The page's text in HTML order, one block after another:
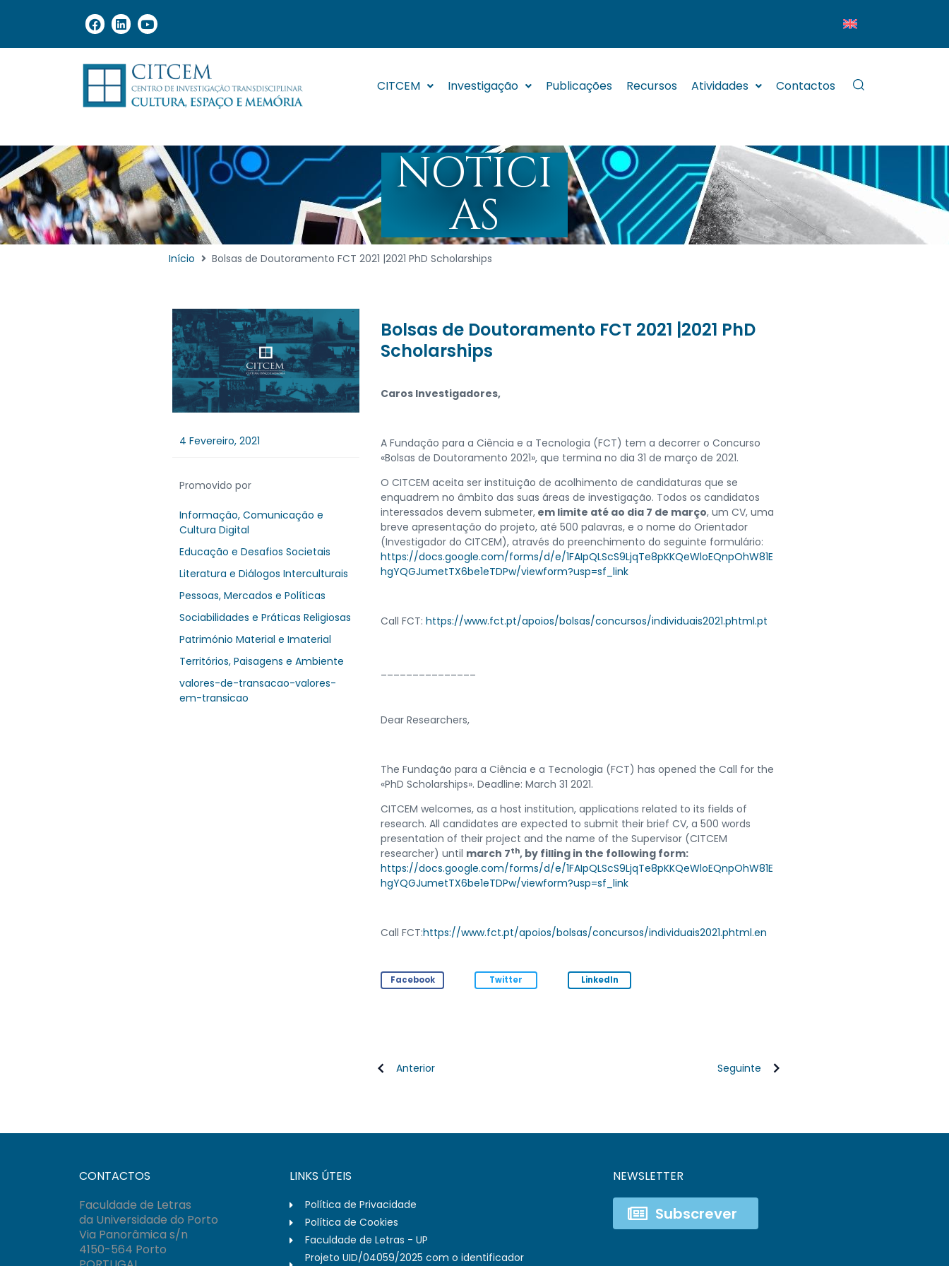
CITCEM Investigação Publicações Recursos Atividades Contactos
NOTÍCI
AS
Início Bolsas de Doutoramento FCT 2021 |2021 PhD Scholarships
4 Fevereiro, 2021
Promovido por
Informação, Comunicação e
Cultura Digital
Educação e Desafios Societais
Literatura e Diálogos Interculturais
Pessoas, Mercados e Políticas
Sociabilidades e Práticas Religiosas
Património Material e Imaterial
Territórios, Paisagens e Ambiente
valores-de-transacao-valores-
em-transicao
Bolsas de Doutoramento FCT 2021 |2021 PhD
Scholarships
Caros Investigadores,
A Fundação para a Ciência e a Tecnologia (FCT) tem a decorrer o Concurso
«Bolsas de Doutoramento 2021», que termina no dia 31 de março de 2021.
O CITCEM aceita ser instituição de acolhimento de candidaturas que se
enquadrem no âmbito das suas áreas de investigação. Todos os candidatos
interessados devem submeter, em limite até ao dia 7 de março, um CV, uma
breve apresentação do projeto, até 500 palavras, e o nome do Orientador
(Investigador do CITCEM), através do preenchimento do seguinte formulário:
https://docs.google.com/forms/d/e/1FAIpQLScS9LjqTe8pKKQeWloEQnpOhW81E
hgYQGJumetTX6be1eTDPw/viewform?usp=sf_link
Call FCT:https://www.fct.pt/apoios/bolsas/concursos/individuais2021.phtml.pt
Dear Researchers,
The Fundação para a Ciência e a Tecnologia (FCT) has opened the Call for the
«PhD Scholarships». Deadline: March 31 2021.
CITCEM welcomes, as a host institution, applications related to its fields of
research. All candidates are expected to submit their brief CV, a 500 words
presentation of their project and the name of the Supervisor (CITCEM
researcher) until march 7th, by filling in the following form:
https://docs.google.com/forms/d/e/1FAIpQLScS9LjqTe8pKKQeWloEQnpOhW81E
hgYQGJumetTX6be1eTDPw/viewform?usp=sf_link
Call FCT:https://www.fct.pt/apoios/bolsas/concursos/individuais2021.phtml.en
Facebook Twitter LinkedIn
Anterior Seguinte
CONTACTOS
Faculdade de Letras
da Universidade do Porto
Via Panorâmica s/n
4150-564 Porto
LINKS ÚTEIS
Política de Privacidade
Política de Cookies
Faculdade de Letras - UP
Projeto UID/04059/2025 com o identificador
NEWSLETTER
Subscrever